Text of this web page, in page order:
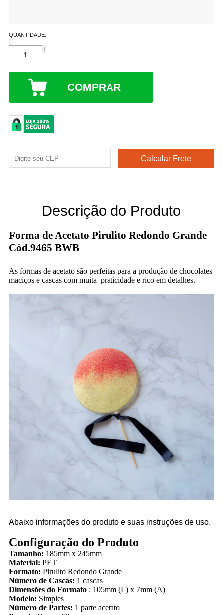
QUANTIDADE:
-
+
COMPRAR
Descrição do Produto
Forma de Acetato Pirulito Redondo Grande
Cód.9465 BWB
As formas de acetato são perfeitas para a produção de chocolates
maciços e cascas com muita praticidade e rico em detalhes.
Abaixo informações do produto e suas instruções de uso.
Configuração do Produto
Tamanho: 185mm x 245mm
Material: PET
Formato: Pirulito Redondo Grande
Número de Cascas: 1 cascas
Dimensões do Formato : 105mm (L) x 7mm (A)
Modelo: Simples
Número de Partes: 1 parte acetato